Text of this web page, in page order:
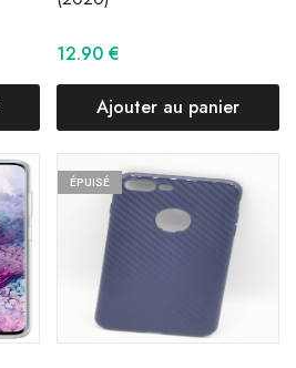
12.90 €
Ajouter au panier
ÉPUISÉ